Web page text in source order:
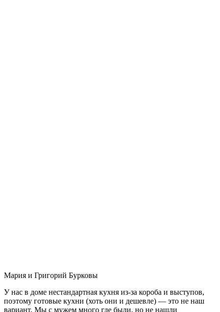
Мария и Григорий Бурковы
У нас в доме нестандартная кухня из-за короба и выступов,
поэтому готовые кухни (хоть они и дешевле) — это не наш
вариант. Мы с мужем много где были, но не нашли